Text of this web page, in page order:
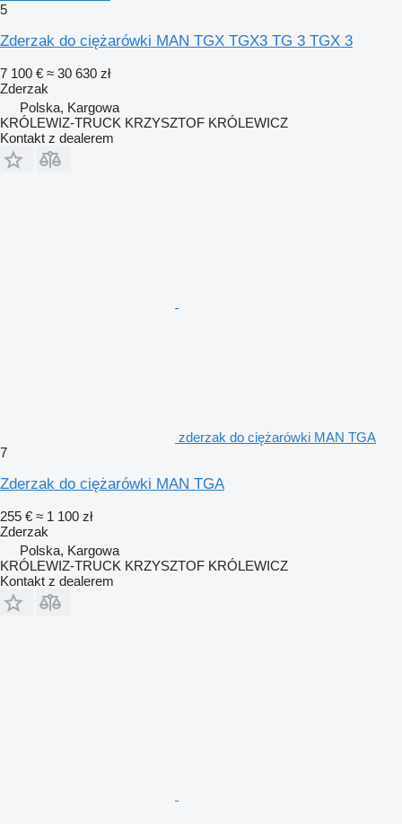
5
Zderzak do ciężarówki MAN TGX TGX3 TG 3 TGX 3
7 100 € ≈ 30 630 zł
Zderzak
Polska, Kargowa
KRÓLEWIZ-TRUCK KRZYSZTOF KRÓLEWICZ
Kontakt z dealerem
zderzak do ciężarówki MAN TGA
7
Zderzak do ciężarówki MAN TGA
255 € ≈ 1 100 zł
Zderzak
Polska, Kargowa
KRÓLEWIZ-TRUCK KRZYSZTOF KRÓLEWICZ
Kontakt z dealerem